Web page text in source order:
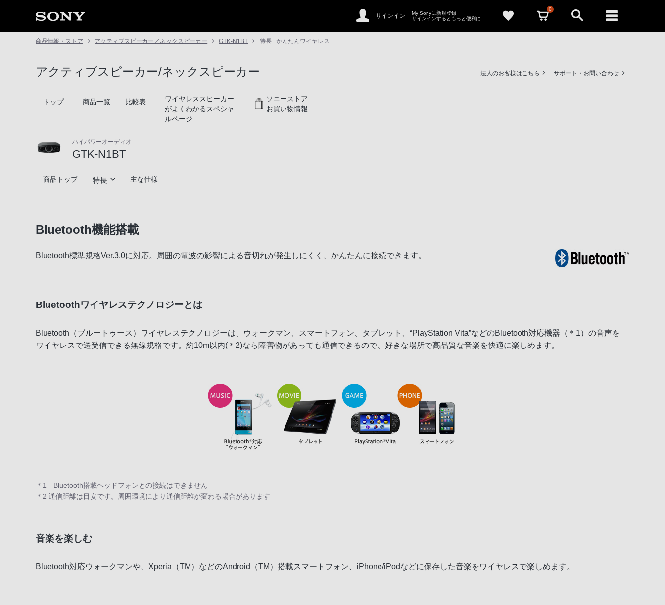
サインイン
My Sonyに新規登録
サインインするともっと便利に
0
商品情報・ストア アクティブスピーカー／ネックスピーカー GTK-N1BT 特長 : かんたんワイヤレス
アクティブスピーカー/ネックスピーカー 法人のお客様はこちら サポート・お問い合わせ
トップ 商品一覧 比較表
ワイヤレススピーカー
がよくわかるスペシャ
ルページ
ソニーストア
お買い物情報
ハイパワーオーディオ
GTK-N1BT
GTK-N1BT
商品トップ 特長
かんたんワイヤレス
便利な機能
主な仕様
Bluetooth機能搭載
Bluetooth標準規格Ver.3.0に対応。周囲の電波の影響による音切れが発生しにくく、かんたんに接続できます。
Bluetoothワイヤレステクノロジーとは
Bluetooth（ブルートゥース）ワイヤレステクノロジーは、ウォークマン、スマートフォン、タブレット、“PlayStation Vita”などのBluetooth対応機器（＊1）の音声を
ワイヤレスで送受信できる無線規格です。約10m以内(＊2)なら障害物があっても通信できるので、好きな場所で高品質な音楽を快適に楽しめます。
＊1 Bluetooth搭載ヘッドフォンとの接続はできません
＊2 通信距離は目安です。周囲環境により通信距離が変わる場合があります
音楽を楽しむ
Bluetooth対応ウォークマンや、Xperia（TM）などのAndroid（TM）搭載スマートフォン、iPhone/iPodなどに保存した音楽をワイヤレスで楽しめます。